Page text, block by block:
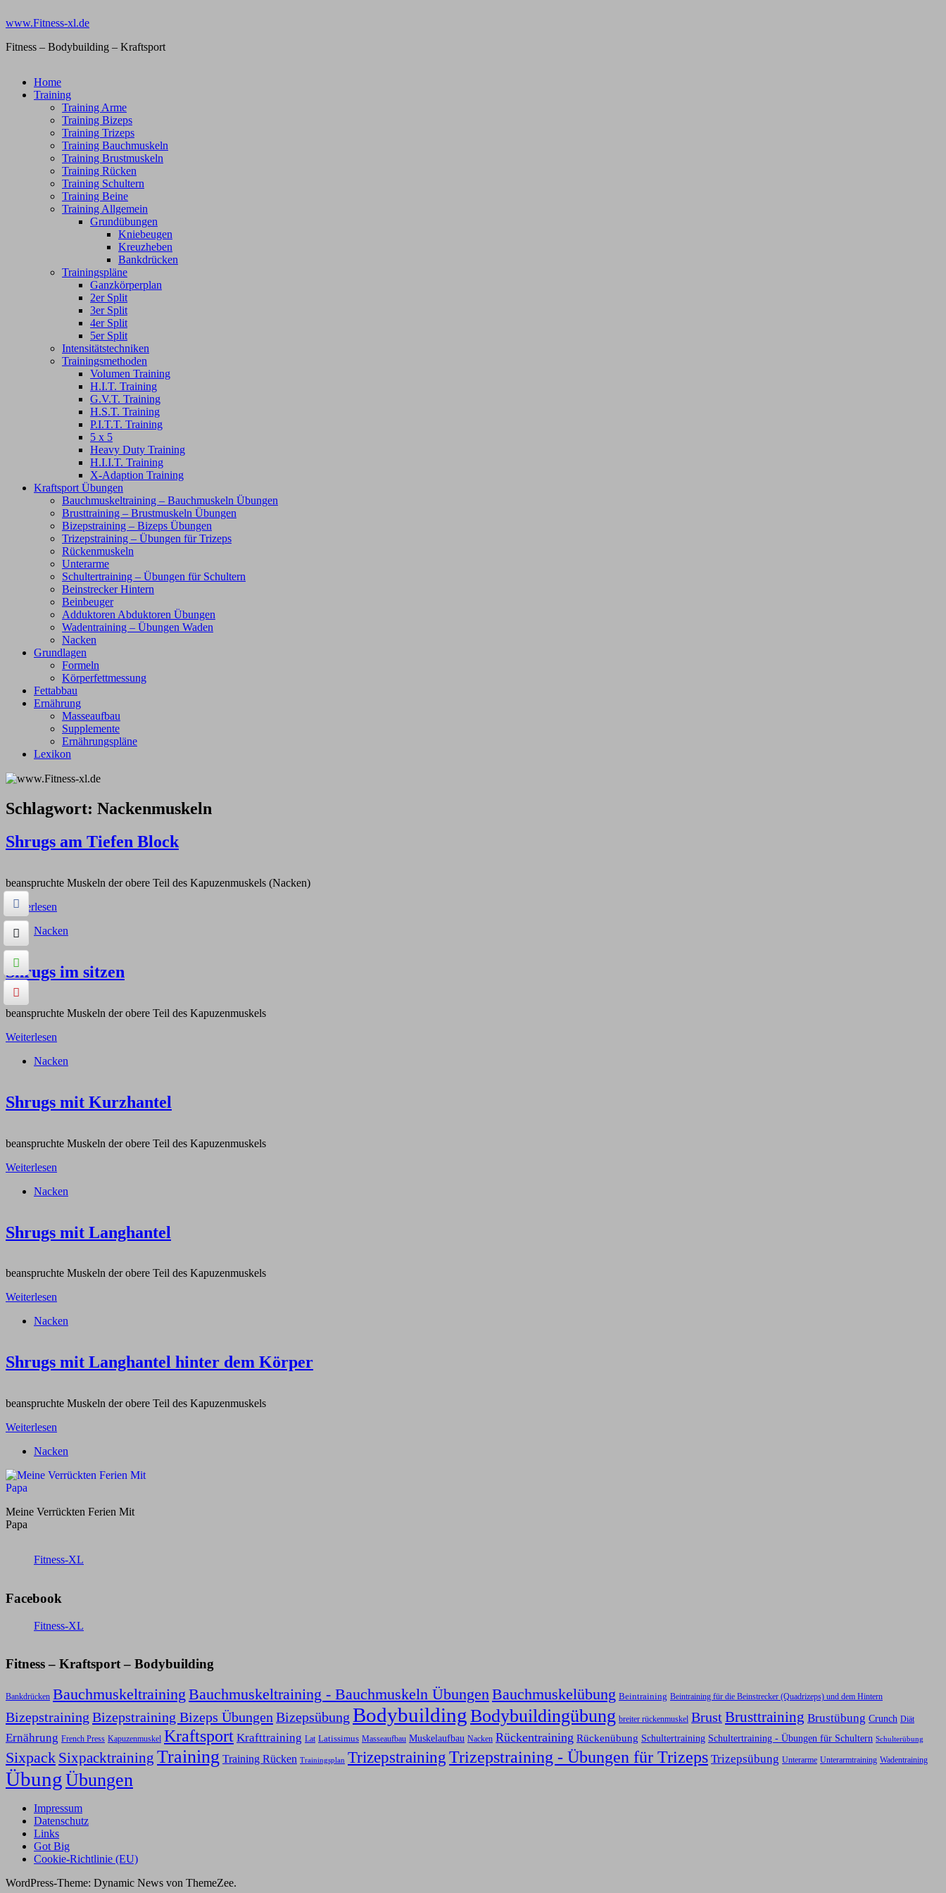
Inhalt
www.Fitness-xl.de
Fitness – Bodybuilding – Kraftsport
Home
Training
Training Arme
Training Bizeps
Training Trizeps
Training Bauchmuskeln
Training Brustmuskeln
Training Rücken
Training Schultern
Training Beine
Training Allgemein
Grundübungen
Kniebeugen
Kreuzheben
Bankdrücken
Trainingspläne
Ganzkörperplan
2er Split
3er Split
4er Split
5er Split
Intensitätstechniken
Trainingsmethoden
Volumen Training
H.I.T. Training
G.V.T. Training
H.S.T. Training
P.I.T.T. Training
5 x 5
Heavy Duty Training
H.I.I.T. Training
X-Adaption Training
Kraftsport Übungen
Bauchmuskeltraining – Bauchmuskeln Übungen
Brusttraining – Brustmuskeln Übungen
Bizepstraining – Bizeps Übungen
Trizepstraining – Übungen für Trizeps
Rückenmuskeln
Unterarme
Schultertraining – Übungen für Schultern
Beinstrecker Hintern
Beinbeuger
Adduktoren Abduktoren Übungen
Wadentraining – Übungen Waden
Nacken
Grundlagen
Formeln
Körperfettmessung
Fettabbau
Ernährung
Masseaufbau
Supplemente
Ernährungspläne
Lexikon
Schlagwort: Nackenmuskeln
Shrugs am Tiefen Block
beanspruchte Muskeln der obere Teil des Kapuzenmuskels (Nacken)
Weiterlesen
Nacken
Shrugs im sitzen
beanspruchte Muskeln der obere Teil des Kapuzenmuskels
Weiterlesen
Nacken
Shrugs mit Kurzhantel
beanspruchte Muskeln der obere Teil des Kapuzenmuskels
Weiterlesen
Nacken
Shrugs mit Langhantel
beanspruchte Muskeln der obere Teil des Kapuzenmuskels
Weiterlesen
Nacken
Shrugs mit Langhantel hinter dem Körper
beanspruchte Muskeln der obere Teil des Kapuzenmuskels
Weiterlesen
Nacken
Meine Verrückten Ferien Mit
Papa
Fitness-XL
Facebook
Fitness-XL
Fitness – Kraftsport – Bodybuilding
Bankdrücken Bauchmuskeltraining Bauchmuskeltraining - Bauchmuskeln ÜbungenBauchmuskelübung Beintraining Beintraining für die Beinstrecker (Quadrizeps) und dem Hintern
Bizepstraining Bizepstraining Bizeps Übungen Bizepsübung BodybuildingBodybuildingübung breiter rückenmuskel Brust Brusttraining Brustübung Crunch Diät
Ernährung French Press Kapuzenmuskel Kraftsport Krafttraining Lat Latissimus Masseaufbau Muskelaufbau Nacken Rückentraining Rückenübung Schultertraining Schultertraining - Übungen für Schultern Schulterübung
Sixpack Sixpacktraining Training Training Rücken Trainingsplan TrizepstrainingTrizepstraining - Übungen für Trizeps Trizepsübung Unterarme Unterarmtraining Wadentraining
ÜbungÜbungen
Impressum
Datenschutz
Links
Got Big
Cookie-Richtlinie (EU)
WordPress-Theme: Dynamic News von ThemeZee.